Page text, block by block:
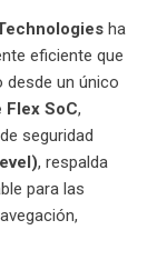
ha
eficiente que
desde un único
Flex SoC,
seguridad
, respalda
para las